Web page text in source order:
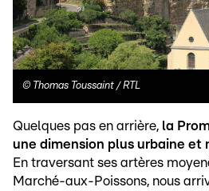
© Thomas Toussaint / RTL
Quelques pas en arrière, la
une dimension plus urbaine et
En traversant ses artères
Marché-aux-Poissons, nous